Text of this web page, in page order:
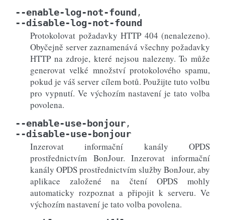
--enable-log-not-found ,
--disable-log-not-found
Protokolovat požadavky HTTP 404 (nenalezeno).
Obyčejně server zaznamenává všechny požadavky
HTTP na zdroje, které nejsou nalezeny. To může
generovat velké množství protokolového spamu,
pokud je váš server cílem botů. Použijte tuto volbu
pro vypnutí. Ve výchozím nastavení je tato volba
povolena.
--enable-use-bonjour ,
--disable-use-bonjour
Inzerovat informační kanály OPDS
prostřednictvím BonJour. Inzerovat informační
kanály OPDS prostřednictvím služby BonJour, aby
aplikace založené na čtení OPDS mohly
automaticky rozpoznat a připojit k serveru. Ve
výchozím nastavení je tato volba povolena.